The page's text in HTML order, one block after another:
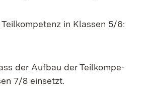
Teil­kom­pe­tenz in Klas­sen 5/6:
der Auf­bau derTeil­kom­pe­
7/8 ein­setzt.